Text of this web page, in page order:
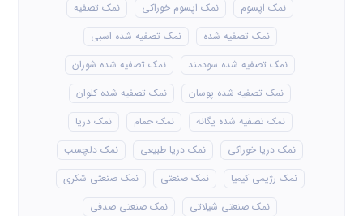
نمک اپسوم
نمک اپسوم خوراکی
نمک تصفیه
نمک تصفیه شده
نمک تصفیه شده اسبی
نمک تصفیه شده سودمند
نمک تصفیه شده شوران
نمک تصفیه شده پوسان
نمک تصفیه شده کلوان
نمک تصفیه شده یگانه
نمک حمام
نمک دریا
نمک دریا خوراکی
نمک دریا طبیعی
نمک دلچسب
نمک رژیمی کیمیا
نمک صنعتی
نمک صنعتی شکری
نمک صنعتی شیلاتی
نمک صنعتی صدفی